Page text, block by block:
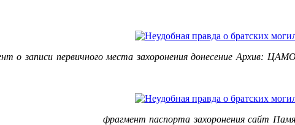
о записи первичного места захоронения донесение Архив:
фрагмент паспорта захоронения сайт